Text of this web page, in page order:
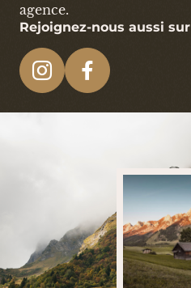
agence.
Rejoignez-nous aussi sur